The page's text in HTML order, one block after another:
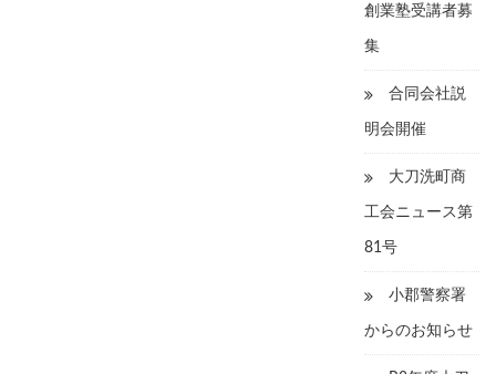
創業塾受講者募
集
合同会社説
明会開催
大刀洗町商
工会ニュース第
81号
小郡警察署
からのお知らせ